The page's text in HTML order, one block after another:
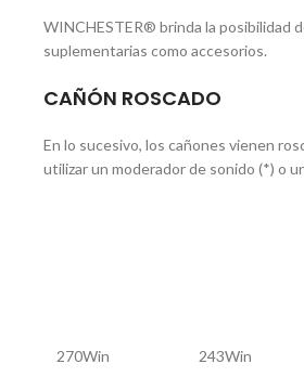
WINCHESTER® brinda la posibilidad
suplementarias como accesorios.
CAÑÓN ROSCADO
En lo sucesivo, los cañones vienen
utilizar un moderador de sonido (*) o
270Win 243Win